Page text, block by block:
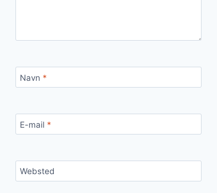
Navn *
E-mail *
Websted